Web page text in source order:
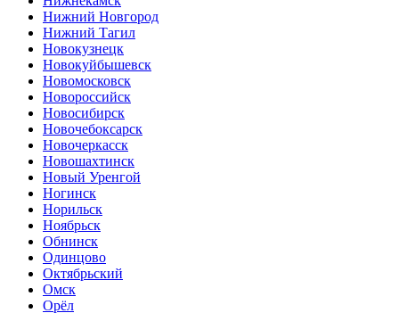
Нижний Новгород
Нижний Тагил
Новокузнецк
Новокуйбышевск
Новомосковск
Новороссийск
Новосибирск
Новочебоксарск
Новочеркасск
Новошахтинск
Новый Уренгой
Ногинск
Норильск
Ноябрьск
Обнинск
Одинцово
Октябрьский
Омск
Орёл